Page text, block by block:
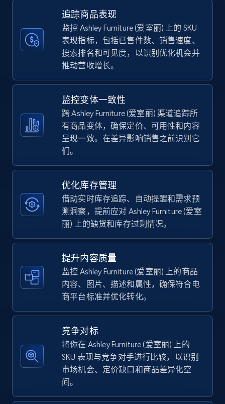
TikTok Shop
URL, Title, Available, Description, Currency, Initial
price, Final price, Discount percent, and more.
TikTok Shop - category
URL, Title, Available, Description, Currency, Initial
price, Final price, Discount percent, and more.
5.4K+ 667+ 立即开始
TikTok Shop - Collect TikTok shop products
by keywords search
URL, Title, Available, Description, Currency, Initial
price, Final price, Discount percent, and more.
5.4K+ 667+ 立即开始
TikTok Shop - discover records by shop url
URL, Title, Available, Description, Currency, Initial
price, Final price, Discount percent, and more.
追踪商品表现
监控 Ashley Furniture (爱室丽) 上的 SKU
表现指标，包括已售件数、销售速度、
搜索排名和可见度，以识别优化机会并
推动营收增长。
监控变体一致性
跨 Ashley Furniture (爱室丽) 渠道追踪所
有商品变体，确保定价、可用性和内容
呈现一致。在差异影响销售之前识别它
们。
优化库存管理
借助实时库存追踪、自动提醒和需求预
测洞察，提前应对 Ashley Furniture (爱室
丽) 上的缺货和库存过剩情况。
提升内容质量
监控 Ashley Furniture (爱室丽) 上的商品
内容、图片、描述和属性，确保符合电
商平台标准并优化转化。
竞争对标
将你在 Ashley Furniture (爱室丽) 上的
SKU 表现与竞争对手进行比较，以识别
市场机会、定价缺口和商品差异化空
间。